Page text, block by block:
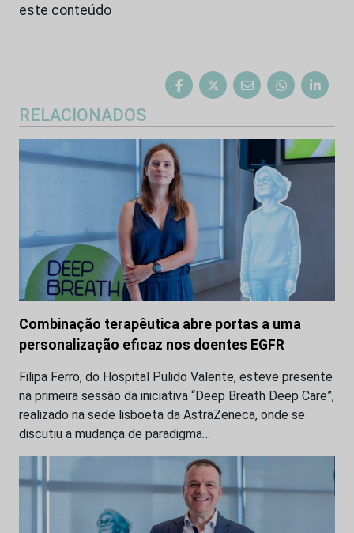
este conteúdo
RELACIONADOS
Combinação terapêutica abre portas a uma
personalização eficaz nos doentes EGFR
Filipa Ferro, do Hospital Pulido Valente, esteve presente
na primeira sessão da iniciativa “Deep Breath Deep Care”,
realizado na sede lisboeta da AstraZeneca, onde se
discutiu a mudança de paradigma…